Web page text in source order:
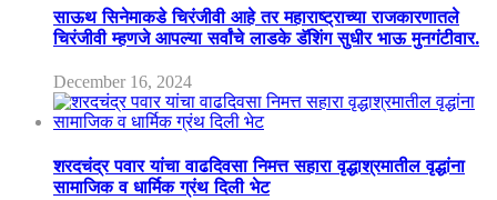
साऊथ सिनेमाकडे चिरंजीवी आहे तर महाराष्ट्राच्या राजकारणातले
चिरंजीवी म्हणजे आपल्या सर्वांचे लाडके डॅशिंग सुधीर भाऊ मुनगंटीवार.
December 16, 2024
शरदचंद्र पवार यांचा वाढदिवसा निमत्त सहारा वृद्धाश्रमातील वृद्धांना
सामाजिक व धार्मिक ग्रंथ दिली भेट